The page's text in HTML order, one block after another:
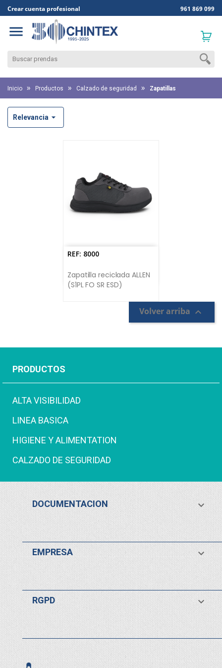
Crear cuenta profesional 961 869 099

Inicio Productos Calzado de seguridad Zapatillas
Relevancia 
REF: 8000
Zapatilla reciclada ALLEN
(S1PL FO SR ESD)
Volver arriba 
PRODUCTOS
ALTA VISIBILIDAD
LINEA BASICA
HIGIENE Y ALIMENTATION
CALZADO DE SEGURIDAD
DOCUMENTACION 
EMPRESA 
RGPD 